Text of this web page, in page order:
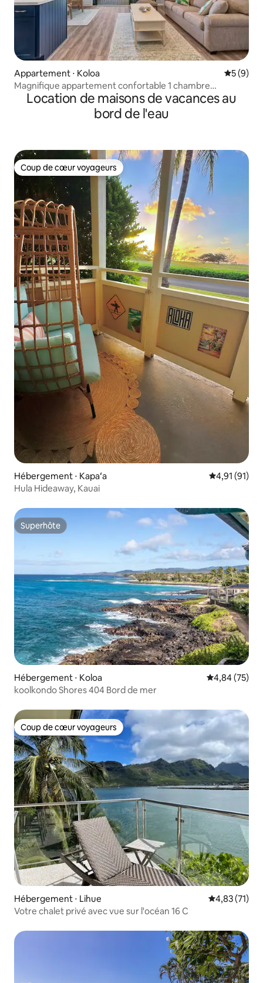
Appartement ⋅ Koloa
5 (9)
Magnifique appartement confortable 1 chambre
climatisation, lave-linge, sèche-linge BLD16 U94
Location de maisons de vacances au
bord de l'eau
Coup de cœur voyageurs
Coup de cœur voyageurs
Hébergement ⋅ Kapaʻa Évaluation
4,91 (91)
Hula Hideaway, Kauai
Superhôte
Superhôte
Hébergement ⋅ Koloa Évaluation
4,84 (75)
koolkondo Shores 404 Bord de mer
Coup de cœur voyageurs
Coup de cœur voyageurs
Hébergement ⋅ Lihue Évaluation
4,83 (71)
Votre chalet privé avec vue sur l'océan 16 C